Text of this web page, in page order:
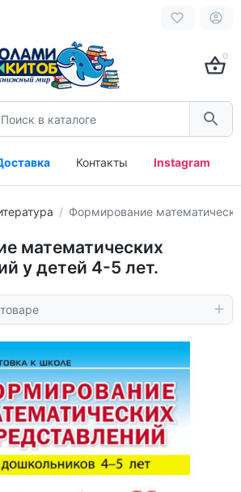
0
Контакты Instagram
Формирование
математических
у детей 4-5 лет.